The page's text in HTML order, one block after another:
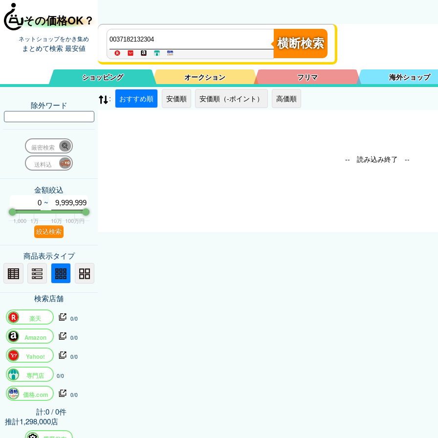
その価格OK？
ネットショップをかき集め
まとめて検索 最安値 横断検索
ショッピング オークション フリマ 海外ショップ
除外ワード
厳密検索
送料込
金額絞込
~
1,000 1万 10万 100万円
絞込検索
商品表示タイプ
検索店舗
楽天 0/0
Amazon 0/0
Yahoo! 0/0
専門店 0/0
価格.com 0/0
計:0 / 0件
推計1,298,000店
: おすすめ順 安価順 安価順（-ポイント） 高価順
-- 読み込み終了 --